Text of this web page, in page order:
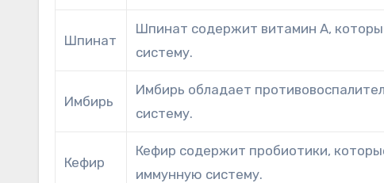
Шпинат
Шпинат содержит витамин А,
систему.
Имбирь
Имбирь обладает
систему.
Кефир
Кефир содержит пробиотики,
иммунную систему.